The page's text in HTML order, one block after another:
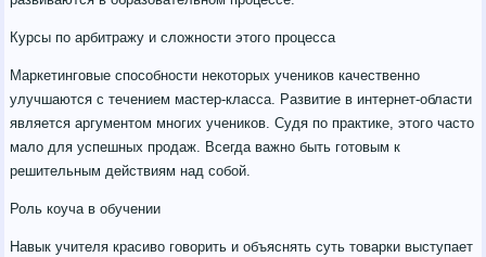
Курсы по арбитражу и сложности этого процесса
Маркетинговые способности некоторых учеников качественно
улучшаются с течением мастер-класса. Развитие в интернет-области
является аргументом многих учеников. Судя по практике, этого часто
мало для успешных продаж. Всегда важно быть готовым к
решительным действиям над собой.
Роль коуча в обучении
Навык учителя красиво говорить и объяснять суть товарки выступает